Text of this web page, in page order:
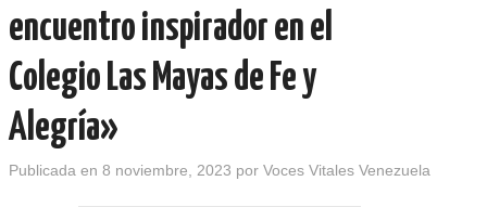
encuentro inspirador en el
Colegio Las Mayas de Fe y
Alegría»
Publicada en 8 noviembre, 2023 por Voces Vitales Venezuela